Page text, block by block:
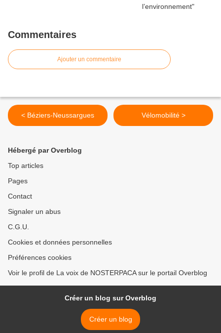
Commentaires
Ajouter un commentaire
< Béziers-Neussargues Vélomobilité >
Hébergé par Overblog
Top articles
Pages
Contact
Signaler un abus
C.G.U.
Cookies et données personnelles
Préférences cookies
Voir le profil de La voix de NOSTERPACA sur le portail Overblog
Créer un blog sur Overblog
Créer un blog